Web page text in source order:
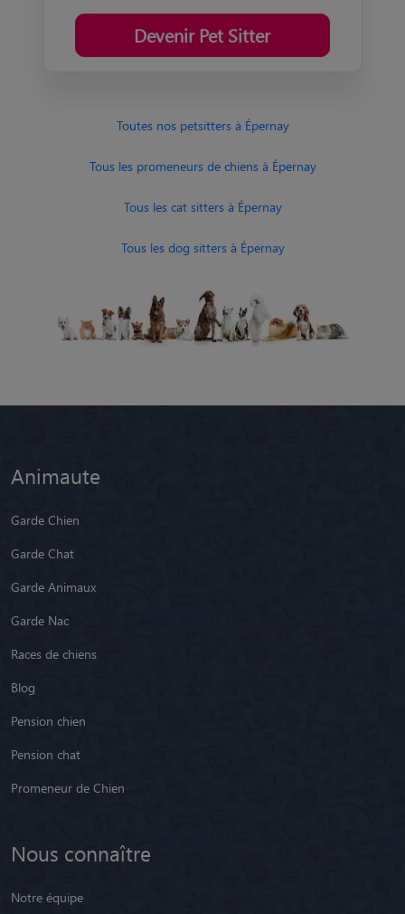
Devenir Pet Sitter
Toutes nos petsitters à Épernay
Tous les promeneurs de chiens à Épernay
Tous les cat sitters à Épernay
Tous les dog sitters à Épernay
Animaute
Garde Chien
Garde Chat
Garde Animaux
Garde Nac
Races de chiens
Blog
Pension chien
Pension chat
Promeneur de Chien
Nous connaître
Notre équipe